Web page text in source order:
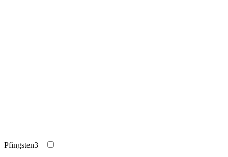
Pfingsten3